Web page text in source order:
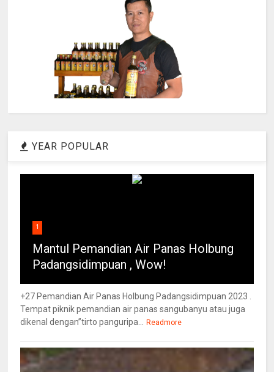
YEAR POPULAR
1
Mantul Pemandian Air Panas Holbung
Padangsidimpuan , Wow!
+27 Pemandian Air Panas Holbung Padangsidimpuan 2023 .
Tempat piknik pemandian air panas sangubanyu atau juga
dikenal dengan”tirto panguripa...
Readmore